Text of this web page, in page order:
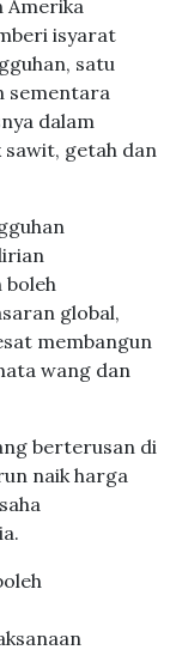
Amerika
isyarat
satu
dalam
getah dan
boleh
global,
membangun
wang dan
berterusan di
naik harga